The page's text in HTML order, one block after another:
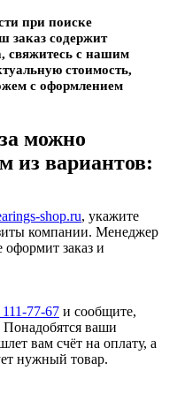
при поиске
заказ содержит
свяжитесь с нашим
стоимость,
с оформлением
можно
из вариантов:
shop.ru, укажите
компании. Менеджер
оформит заказ и
77-67 и сообщите,
ваши
вам счёт на оплату, а
нужный товар.